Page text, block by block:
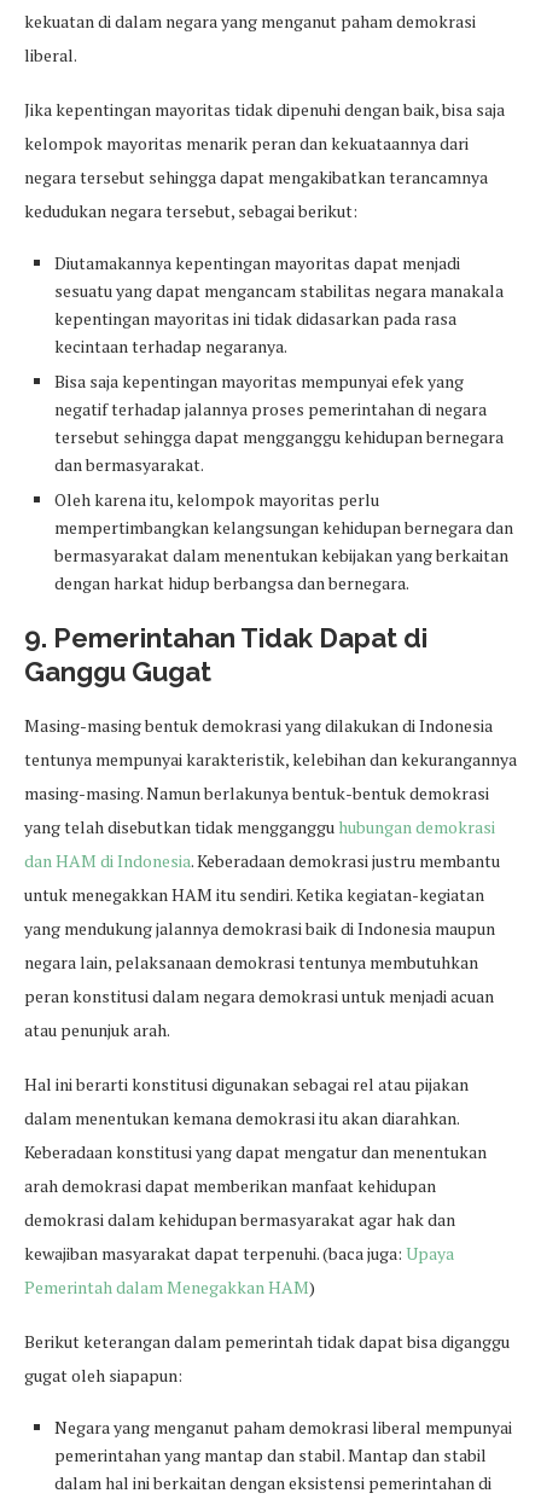
kekuatan di dalam negara yang menganut paham demokrasi
liberal.
Jika kepentingan mayoritas tidak dipenuhi dengan baik, bisa saja
kelompok mayoritas menarik peran dan kekuataannya dari
negara tersebut sehingga dapat mengakibatkan terancamnya
kedudukan negara tersebut, sebagai berikut:
Diutamakannya kepentingan mayoritas dapat menjadi
sesuatu yang dapat mengancam stabilitas negara manakala
kepentingan mayoritas ini tidak didasarkan pada rasa
kecintaan terhadap negaranya.
Bisa saja kepentingan mayoritas mempunyai efek yang
negatif terhadap jalannya proses pemerintahan di negara
tersebut sehingga dapat mengganggu kehidupan bernegara
dan bermasyarakat.
Oleh karena itu, kelompok mayoritas perlu
mempertimbangkan kelangsungan kehidupan bernegara dan
bermasyarakat dalam menentukan kebijakan yang berkaitan
dengan harkat hidup berbangsa dan bernegara.
9. Pemerintahan Tidak Dapat di
Ganggu Gugat
Masing-masing bentuk demokrasi yang dilakukan di Indonesia
tentunya mempunyai karakteristik, kelebihan dan kekurangannya
masing-masing. Namun berlakunya bentuk-bentuk demokrasi
yang telah disebutkan tidak mengganggu hubungan demokrasi
dan HAM di Indonesia. Keberadaan demokrasi justru membantu
untuk menegakkan HAM itu sendiri. Ketika kegiatan-kegiatan
yang mendukung jalannya demokrasi baik di Indonesia maupun
negara lain, pelaksanaan demokrasi tentunya membutuhkan
peran konstitusi dalam negara demokrasi untuk menjadi acuan
atau penunjuk arah.
Hal ini berarti konstitusi digunakan sebagai rel atau pijakan
dalam menentukan kemana demokrasi itu akan diarahkan.
Keberadaan konstitusi yang dapat mengatur dan menentukan
arah demokrasi dapat memberikan manfaat kehidupan
demokrasi dalam kehidupan bermasyarakat agar hak dan
kewajiban masyarakat dapat terpenuhi. (baca juga: Upaya
Pemerintah dalam Menegakkan HAM)
Berikut keterangan dalam pemerintah tidak dapat bisa diganggu
gugat oleh siapapun:
Negara yang menganut paham demokrasi liberal mempunyai
pemerintahan yang mantap dan stabil. Mantap dan stabil
dalam hal ini berkaitan dengan eksistensi pemerintahan di